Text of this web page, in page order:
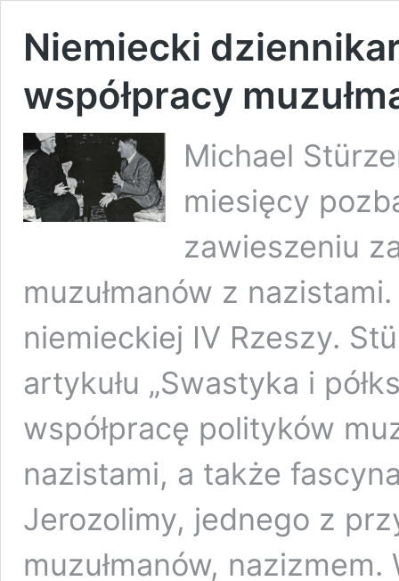
Niemiecki
współpracy
Michael
miesięcy
zawieszeniu
muzułmanów z
niemieckiej IV Rzeszy.
artykułu „Swastyka i
współpracę polityków
nazistami, a także
Jerozolimy, jednego z
muzułmanów,